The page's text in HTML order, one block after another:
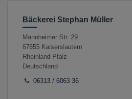
Bäckerei Stephan Müller
Mannheimer Str. 29
67655 Kaiserslautern
Rheinland-Pfalz
Deutschland
06313 / 6063 36